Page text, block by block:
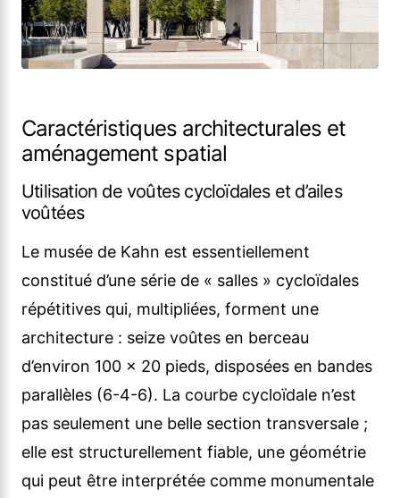
Caractéristiques architecturales et
aménagement spatial
Utilisation de voûtes cycloïdales et d’ailes
voûtées
Le musée de Kahn est essentiellement
constitué d’une série de « salles » cycloïdales
répétitives qui, multipliées, forment une
architecture : seize voûtes en berceau
d’environ 100 x 20 pieds, disposées en bandes
parallèles (6-4-6). La courbe cycloïdale n’est
pas seulement une belle section transversale ;
elle est structurellement fiable, une géométrie
qui peut être interprétée comme monumentale